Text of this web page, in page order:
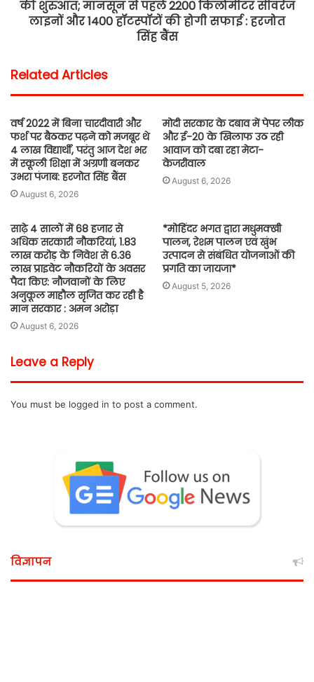
की शुरुआत; मानसून से पहले 2200 किलोमीटर सीवरेज
लाइनों और 1400 हॉटस्पॉटों की होगी सफाई : हरजोत
सिंह बैंस
Related Articles
वर्ष 2022 में बिना चारदीवारी और
फर्श पर बैठकर पढ़ने को मजबूर थे
4 लाख विद्यार्थी, परंतु आज देश भर
में स्कूली शिक्षा में अग्रणी बनकर
उभरा पंजाब: हरजोत सिंह बैंस
August 6, 2026
मोदी सरकार के दबाव में पेपर लीक
और ई-20 के खिलाफ उठ रही
आवाज को दबा रहा मेटा-
केजरीवाल
August 6, 2026
साढ़े 4 सालों में 68 हजार से
अधिक सरकारी नौकरियां, 1.83
लाख करोड़ के निवेश से 6.36
लाख प्राइवेट नौकरियों के अवसर
पैदा किए: नौजवानों के लिए
अनुकूल माहौल सृजित कर रही है
मान सरकार : अमन अरोड़ा
August 6, 2026
*मोहिंदर भगत द्वारा मधुमक्खी
पालन, रेशम पालन एवं खुंभ
उत्पादन से संबंधित योजनाओं की
प्रगति का जायजा*
August 5, 2026
Leave a Reply
You must be logged in to post a comment.
विज्ञापन